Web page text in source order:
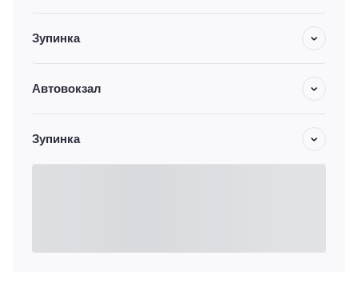
Зупинка
Автовокзал
Зупинка